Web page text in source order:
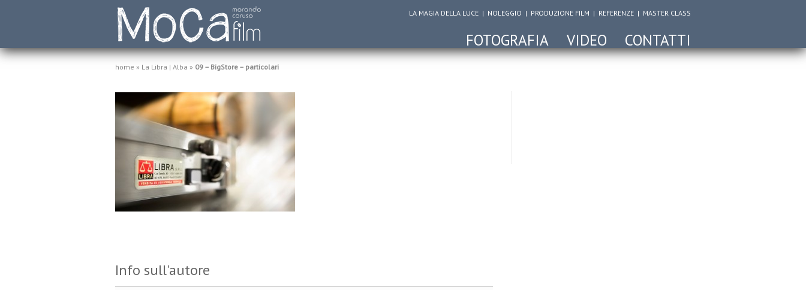
LA MAGIA DELLA LUCE | NOLEGGIO | PRODUZIONE FILM | REFERENZE | MASTER CLASS
FOTOGRAFIA VIDEO CONTATTI
home » La Libra | Alba » 09 – BigStore – particolari
Info sull'autore